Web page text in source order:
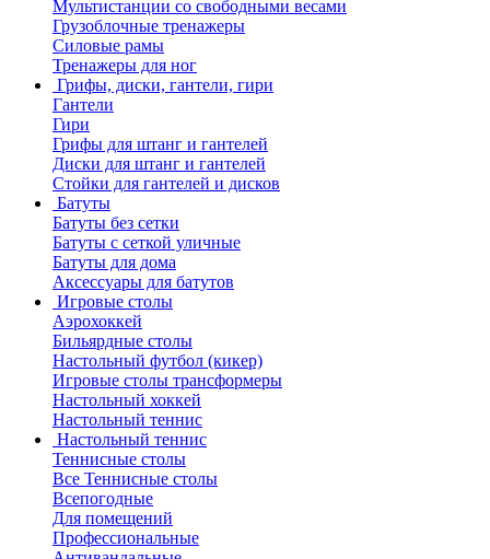
Мультистанции со свободными весами
Грузоблочные тренажеры
Силовые рамы
Тренажеры для ног
Грифы, диски, гантели, гири
Гантели
Гири
Грифы для штанг и гантелей
Диски для штанг и гантелей
Стойки для гантелей и дисков
Батуты
Батуты без сетки
Батуты с сеткой уличные
Батуты для дома
Аксессуары для батутов
Игровые столы
Аэрохоккей
Бильярдные столы
Настольный футбол (кикер)
Игровые столы трансформеры
Настольный хоккей
Настольный теннис
Настольный теннис
Теннисные столы
Все Теннисные столы
Всепогодные
Для помещений
Профессиональные